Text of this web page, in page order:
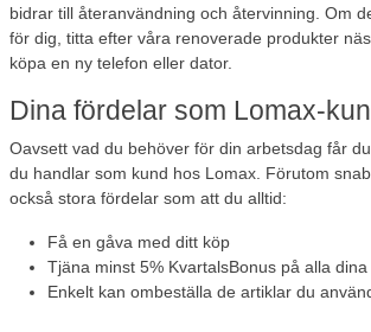
bidrar till återanvändning och återvinning. Om
för dig, titta efter våra renoverade produkter
köpa en ny telefon eller dator.
Dina fördelar som Lomax-
Oavsett vad du behöver för din arbetsdag får
du handlar som kund hos Lomax. Förutom
också stora fördelar som att du alltid:
Få en gåva med ditt köp
Tjäna minst 5% KvartalsBonus på alla
Enkelt kan ombeställa de artiklar du